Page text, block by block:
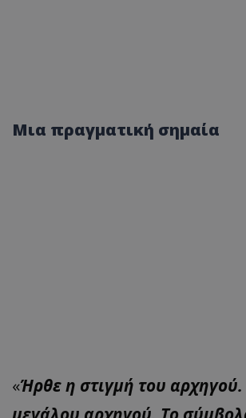
Μια πραγματική σημαία
«Ήρθε η στιγμή του